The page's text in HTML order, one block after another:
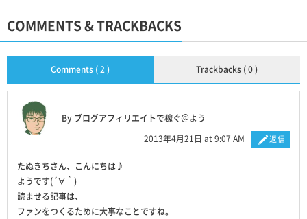
COMMENTS & TRACKBACKS
Comments ( 2 ) Trackbacks ( 0 )
By ブログアフィリエイトで稼ぐ＠よう
2013年4月21日 at 9:07 AM
返信
たぬきちさん、こんにちは♪
ようです(´∀｀)
読ませる記事は、
ファンをつくるために大事なことですね。